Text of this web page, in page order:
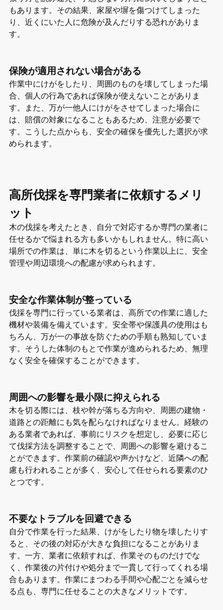
もあります。その結果、家屋や塀を傷つけてしまった
り、近くにいた人に危険が及んだりする恐れがありま
す。
保険が適用されない場合がある
作業中にけがをしたり、周囲のものを壊してしまった場
合、個人の行為であれば保険が使えないことがありま
す。また、万が一他人にけがをさせてしまった場合に
は、賠償の対象になることもあるため、注意が必要で
す。こうした点からも、安全の確保を優先した選択が求
められます。
高所伐採を専門業者に依頼するメリ
ット
木の伐採を考えたとき、自分で対応するか専門の業者に
任せるかで悩まれる方も多いかもしれません。特に高い
場所での作業は、単に木を切るという作業以上に、安全
管理や周辺環境への配慮が求められます。
安全な作業体制が整っている
伐採を専門に行っている業者は、高所での作業に適した
機材や装備を備えています。安全帯や保護具の使用はも
ちろん、万が一の事故を防ぐための手順も熟知していま
す。そうした体制のもとで作業が進められるため、無理
なく安全を確保することができます。
周囲への影響を最小限に抑えられる
木を切る際には、枝や幹が落ちる方向や、周囲の建物・
道路との距離にも気を配らなければなりません。経験の
ある業者であれば、事前にリスクを想定し、必要に応じ
て伐採方法を調整することで、周囲への影響を避けるこ
とができます。作業前の確認や声かけなど、近隣への配
慮も行われることが多く、安心して任せられる要素のひ
とつです。
不要なトラブルを回避できる
自分で作業を行った結果、けがをしたり物を壊したりす
ると、その後の対応が大きな負担になることがありま
す。一方、業者に依頼すれば、作業そのものだけでな
く、作業後の片付けや処分まで一貫して行ってくれる場
合もあります。作業にまつわる手間や心配ごとを減らせ
る点も、専門に任せることの大きなメリットです。